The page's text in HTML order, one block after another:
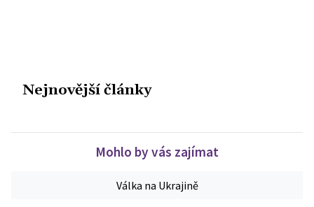
Nejnovější články
Mohlo by vás zajímat
Válka na Ukrajině